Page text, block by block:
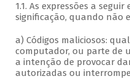
1.1. As expressões a
significação, quando não
a) Códigos maliciosos:
computador, ou parte de
a intenção de provocar
autorizadas ou